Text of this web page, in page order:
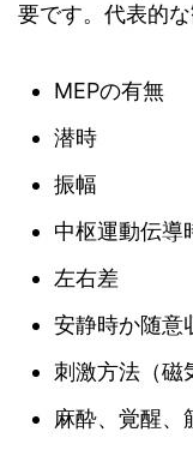
要です。代表的
MEPの有無
潜時
振幅
中枢運動伝導
左右差
安静時か随意
刺激方法（磁
麻酔、覚醒、